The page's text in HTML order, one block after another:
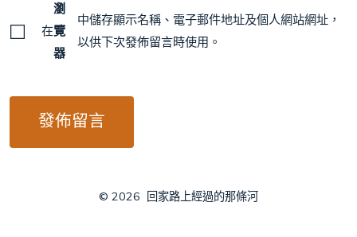
在
瀏
覽
器
中儲存顯示名稱、電子郵件地址及個人網站網址，
以供下次發佈留言時使用。
© 2026 回家路上經過的那條河